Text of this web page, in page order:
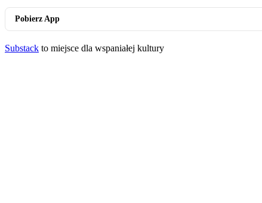
Pobierz App
Substack to miejsce dla wspaniałej kultury